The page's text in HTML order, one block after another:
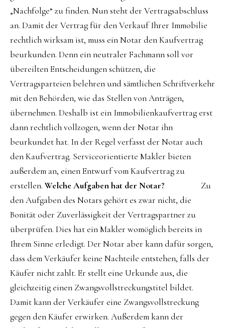
„Nachfolge“ zu finden. Nun steht der Vertragsabschluss
an. Damit der Vertrag für den Verkauf Ihrer Immobilie
rechtlich wirksam ist, muss ein Notar den Kaufvertrag
beurkunden. Denn ein neutraler Fachmann soll vor
übereilten Entscheidungen schützen, die
Vertragsparteien belehren und sämtlichen Schriftverkehr
mit den Behörden, wie das Stellen von Anträgen,
übernehmen. Deshalb ist ein Immobilienkaufvertrag erst
dann rechtlich vollzogen, wenn der Notar ihn
beurkundet hat. In der Regel verfasst der Notar auch
den Kaufvertrag. Serviceorientierte Makler bieten
außerdem an, einen Entwurf vom Kaufvertrag zu
erstellen. Welche Aufgaben hat der Notar? Zu
den Aufgaben des Notars gehört es zwar nicht, die
Bonität oder Zuverlässigkeit der Vertragspartner zu
überprüfen. Dies hat ein Makler womöglich bereits in
Ihrem Sinne erledigt. Der Notar aber kann dafür sorgen,
dass dem Verkäufer keine Nachteile entstehen, falls der
Käufer nicht zahlt. Er stellt eine Urkunde aus, die
gleichzeitig einen Zwangsvollstreckungstitel bildet.
Damit kann der Verkäufer eine Zwangsvollstreckung
gegen den Käufer erwirken. Außerdem kann der